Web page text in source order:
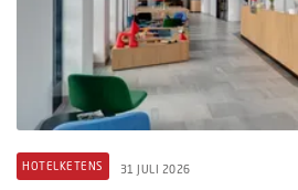
HOTELKETENS 31 JULI 2026